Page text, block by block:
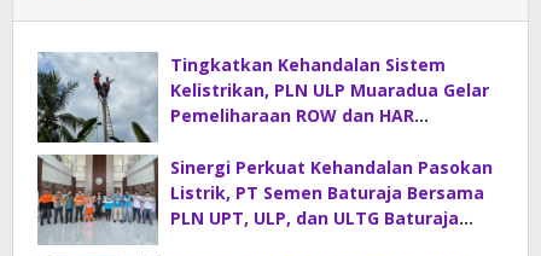
Tingkatkan Kehandalan Sistem
Kelistrikan, PLN ULP Muaradua Gelar
Pemeliharaan ROW dan HAR
Sinergi Perkuat Kehandalan Pasokan
Listrik, PT Semen Baturaja Bersama
PLN UPT, ULP, dan ULTG Baturaja